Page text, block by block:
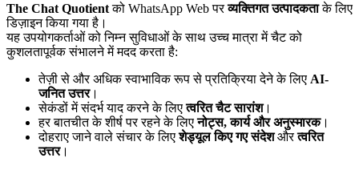
The Chat Quotientको WhatsApp Web परव्यक्तिगत उत्पादकताके लिए
डिज़ाइन किया गया है।
यह उपयोगकर्ताओं को निम्न सुविधाओं के साथ उच्च मात्रा में चैट को
कुशलतापूर्वक संभालने में मदद करता है:
तेज़ी से और अधिक स्वाभाविक रूप से प्रतिक्रिया देने के लिए AI-
जनित उत्तर।
सेकंडों में संदर्भ याद करने के लिएत्वरित चैट सारांश।
हर बातचीत के शीर्ष पर रहने के लिएनोट्स, कार्य और अनुस्मारक।
दोहराए जाने वाले संचार के लिएशेड्यूल किए गए संदेशऔरत्वरित
उत्तर।